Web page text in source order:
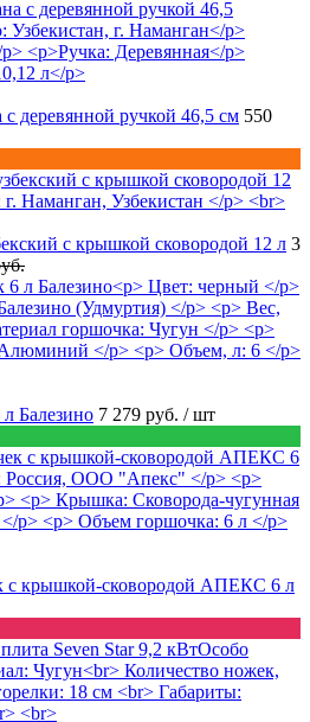
деревянной ручкой 46,5 см 550
с крышкой сковородой 12 л 3
Балезино 7 279 руб. / шт
с крышкой-сковородой АПЕКС 6 л